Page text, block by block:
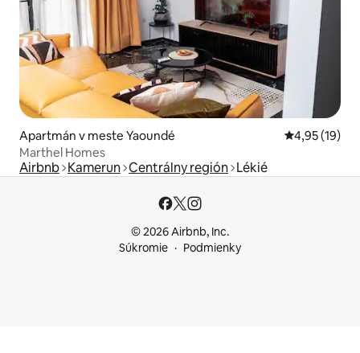
Apartmán v meste Yaoundé Priemerné
4,95 (19)
Marthel Homes
Airbnb Kamerun Centrálny región Lékié
© 2026 Airbnb, Inc.
Súkromie
Podmienky